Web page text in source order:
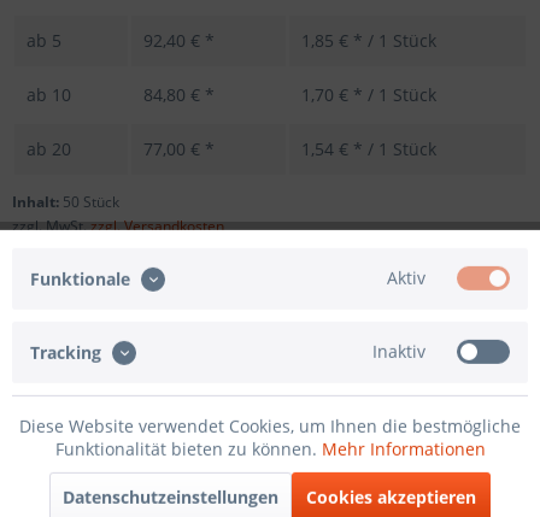
ab 5 92,40 € * 1,85 € * / 1 Stück
ab 10 84,80 € * 1,70 € * / 1 Stück
ab 20 77,00 € * 1,54 € * / 1 Stück
Inhalt: 50 Stück
zzgl. MwSt.zzgl. Versandkosten
In den Warenkorb
Merken
Funktionale Aktiv
Tracking Inaktiv
Diese Website verwendet Cookies, um Ihnen die bestmögliche
Funktionalität bieten zu können. Mehr Informationen
Datenschutzeinstellungen Cookies akzeptieren